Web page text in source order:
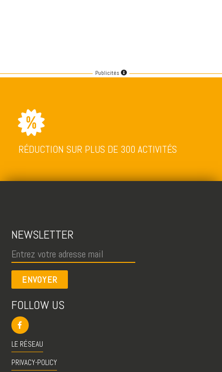
Publicités
RÉDUCTION SUR PLUS DE 300 ACTIVITÉS
NEWSLETTER
ENVOYER
FOLLOW US
LE RÉSEAU
PRIVACY-POLICY